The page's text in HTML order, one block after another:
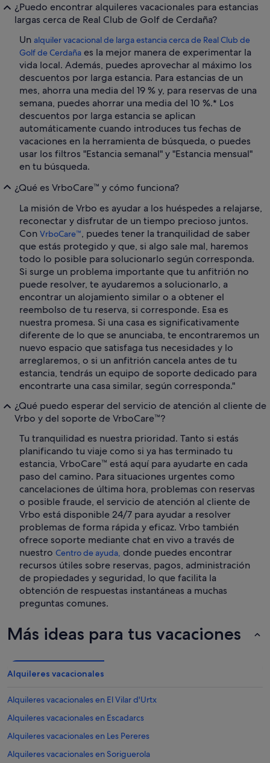
¿Puedo encontrar alquileres vacacionales para estancias
largas cerca de Real Club de Golf de Cerdaña?
Un alquiler vacacional de larga estancia cerca de Real Club de
Golf de Cerdaña es la mejor manera de experimentar la
vida local. Además, puedes aprovechar al máximo los
descuentos por larga estancia. Para estancias de un
mes, ahorra una media del 19 % y, para reservas de una
semana, puedes ahorrar una media del 10 %.* Los
descuentos por larga estancia se aplican
automáticamente cuando introduces tus fechas de
vacaciones en la herramienta de búsqueda, o puedes
usar los filtros "Estancia semanal" y "Estancia mensual"
en tu búsqueda.
¿Qué es VrboCare™ y cómo funciona?
La misión de Vrbo es ayudar a los huéspedes a relajarse,
reconectar y disfrutar de un tiempo precioso juntos.
Con VrboCare™, puedes tener la tranquilidad de saber
que estás protegido y que, si algo sale mal, haremos
todo lo posible para solucionarlo según corresponda.
Si surge un problema importante que tu anfitrión no
puede resolver, te ayudaremos a solucionarlo, a
encontrar un alojamiento similar o a obtener el
reembolso de tu reserva, si corresponde. Esa es
nuestra promesa. Si una casa es significativamente
diferente de lo que se anunciaba, te encontraremos un
nuevo espacio que satisfaga tus necesidades y lo
arreglaremos, o si un anfitrión cancela antes de tu
estancia, tendrás un equipo de soporte dedicado para
encontrarte una casa similar, según corresponda."
¿Qué puedo esperar del servicio de atención al cliente de
Vrbo y del soporte de VrboCare™?
Tu tranquilidad es nuestra prioridad. Tanto si estás
planificando tu viaje como si ya has terminado tu
estancia, VrboCare™ está aquí para ayudarte en cada
paso del camino. Para situaciones urgentes como
cancelaciones de última hora, problemas con reservas
o posible fraude, el servicio de atención al cliente de
Vrbo está disponible 24/7 para ayudar a resolver
problemas de forma rápida y eficaz. Vrbo también
ofrece soporte mediante chat en vivo a través de
nuestro Centro de ayuda, donde puedes encontrar
recursos útiles sobre reservas, pagos, administración
de propiedades y seguridad, lo que facilita la
obtención de respuestas instantáneas a muchas
preguntas comunes.
Más ideas para tus vacaciones
Alquileres vacacionales
Alquileres vacacionales en El Vilar d'Urtx
Alquileres vacacionales en Escadarcs
Alquileres vacacionales en Les Pereres
Alquileres vacacionales en Soriguerola